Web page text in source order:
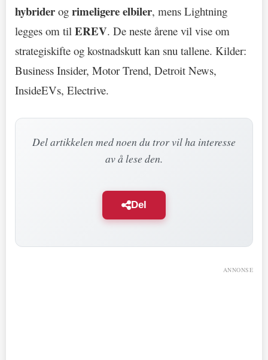
hybrider og rimeligere elbiler, mens Lightning
legges om til EREV. De neste årene vil vise om
strategiskifte og kostnadskutt kan snu tallene. Kilder:
Business Insider, Motor Trend, Detroit News,
InsideEVs, Electrive.
Del artikkelen med noen du tror vil ha interesse
av å lese den.
Del
ANNONSE